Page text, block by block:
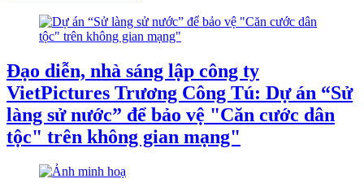
Đạo diễn, nhà sáng lập công ty
VietPictures Trương Công Tú: Dự án “Sử
làng sử nước” để bảo vệ "Căn cước dân
tộc" trên không gian mạng"